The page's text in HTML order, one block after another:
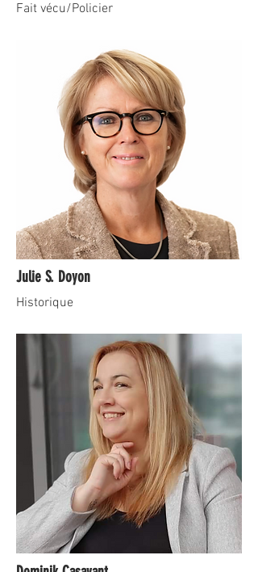
Fait vécu/Policier
Julie S. Doyon
Historique